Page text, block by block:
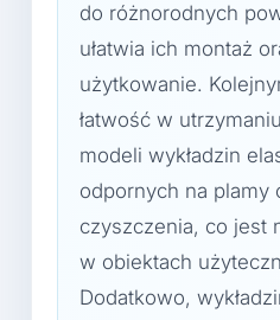
do różnorodnych
ułatwia ich montaż
użytkowanie.
łatwość w
modeli wykładzin
odpornych na plamy
czyszczenia, co jest
w obiektach
Dodatkowo,